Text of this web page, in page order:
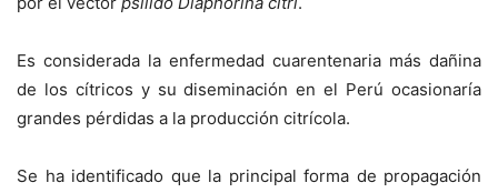
Es considerada la enfermedad cuarentenaria más dañina
de los cítricos y su diseminación en el Perú ocasionaría
grandes pérdidas a la producción citrícola.
Se ha identificado que la principal forma de propagación